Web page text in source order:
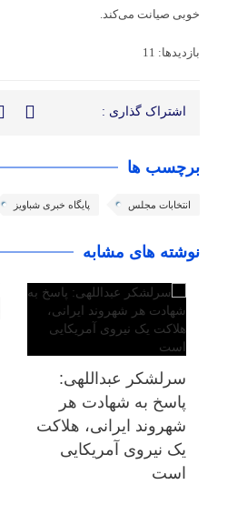
خوبی صیانت می‌کند.
بازدیدها: 11
اشتراک گذاری :
برچسب ها
انتخابات مجلس پایگاه خبری شباویز
نوشته های مشابه
سرلشکر عبداللهی:
پاسخ به شهادت هر
شهروند ایرانی، هلاکت
یک نیروی آمریکایی
است